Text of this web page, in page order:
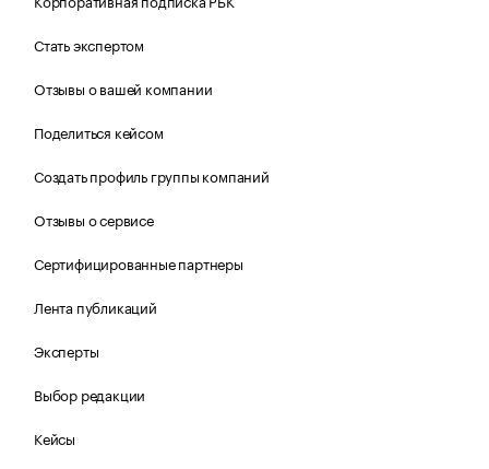
Стать экспертом
Отзывы о вашей компании
Поделиться кейсом
Создать профиль группы компаний
Отзывы о сервисе
Сертифицированные партнеры
Лента публикаций
Эксперты
Выбор редакции
Кейсы